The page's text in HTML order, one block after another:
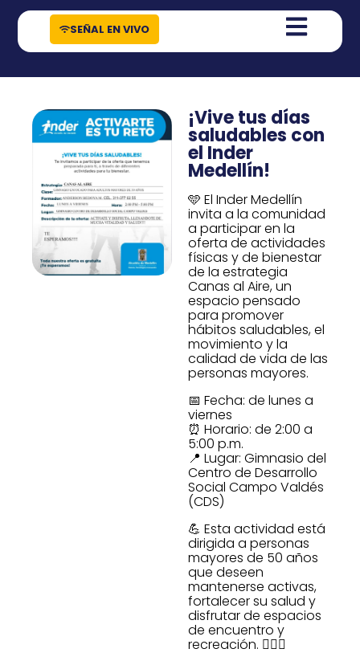
contenido
SEÑAL EN VIVO
¡Vive tus días
saludables con
el Inder
Medellín!
🩵 El Inder Medellín
invita a la comunidad
a participar en la
oferta de actividades
físicas y de bienestar
de la estrategia
Canas al Aire, un
espacio pensado
para promover
hábitos saludables, el
movimiento y la
calidad de vida de las
personas mayores.
📅 Fecha: de lunes a
viernes
⏰ Horario: de 2:00 a
5:00 p.m.
📍 Lugar: Gimnasio del
Centro de Desarrollo
Social Campo Valdés
(CDS)
💪 Esta actividad está
dirigida a personas
mayores de 50 años
que deseen
mantenerse activas,
fortalecer su salud y
disfrutar de espacios
de encuentro y
recreación. 🤸🏻‍♂️